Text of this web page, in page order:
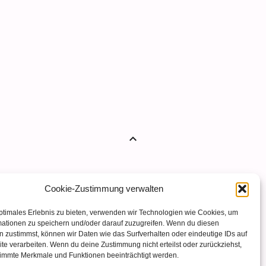
Cookie-Zustimmung verwalten
Erlebnis zu bieten, verwenden wir Technologien wie Cookies, um
zu speichern und/oder darauf zuzugreifen. Wenn du diesen
zustimmst, können wir Daten wie das Surfverhalten oder eindeutige IDs auf
verarbeiten. Wenn du deine Zustimmung nicht erteilst oder zurückziehst,
Merkmale und Funktionen beeinträchtigt werden.
expand_less